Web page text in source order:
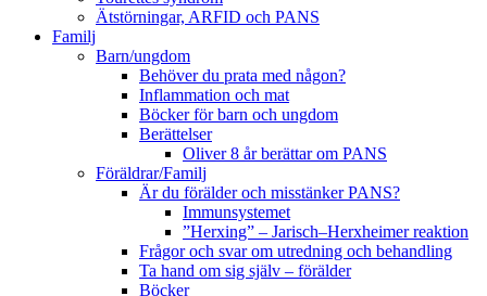
Ätstörningar, ARFID och PANS
Familj
Barn/ungdom
Behöver du prata med någon?
Inflammation och mat
Böcker för barn och ungdom
Berättelser
Oliver 8 år berättar om PANS
Föräldrar/Familj
Är du förälder och misstänker PANS?
Immunsystemet
”Herxing” – Jarisch–Herxheimer reaktion
Frågor och svar om utredning och behandling
Ta hand om sig själv – förälder
Böcker